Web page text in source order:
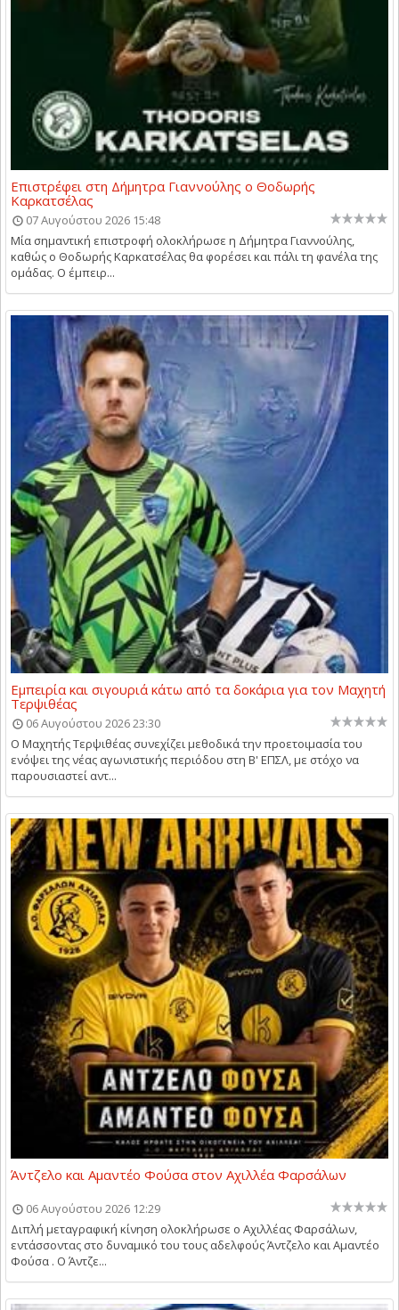
Επιστρέφει στη Δήμητρα Γιαννούλης ο Θοδωρής
Καρκατσέλας
07 Αυγούστου 2026 15:48
Μία σημαντική επιστροφή ολοκλήρωσε η Δήμητρα Γιαννούλης,
καθώς ο Θοδωρής Καρκατσέλας θα φορέσει και πάλι τη φανέλα της
ομάδας. Ο έμπειρ...
Εμπειρία και σιγουριά κάτω από τα δοκάρια για τον Μαχητή
Τερψιθέας
06 Αυγούστου 2026 23:30
Ο Μαχητής Τερψιθέας συνεχίζει μεθοδικά την προετοιμασία του
ενόψει της νέας αγωνιστικής περιόδου στη Β' ΕΠΣΛ, με στόχο να
παρουσιαστεί αντ...
Άντζελο και Αμαντέο Φούσα στον Αχιλλέα Φαρσάλων
06 Αυγούστου 2026 12:29
Διπλή μεταγραφική κίνηση ολοκλήρωσε ο Αχιλλέας Φαρσάλων,
εντάσσοντας στο δυναμικό του τους αδελφούς Άντζελο και Αμαντέο
Φούσα . Ο Άντζε...